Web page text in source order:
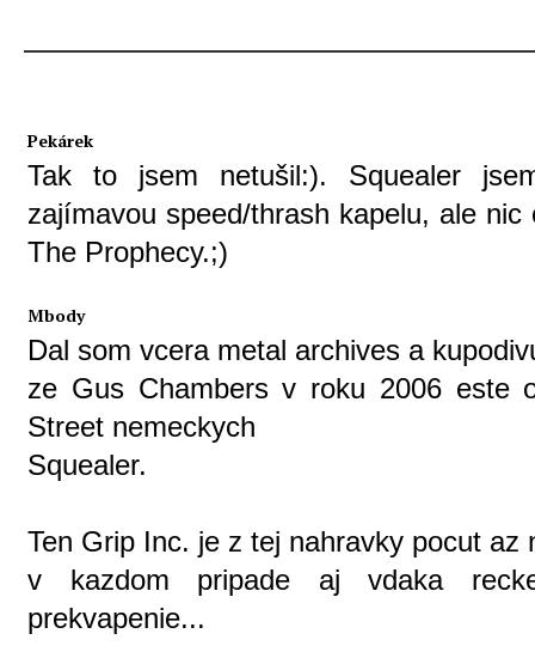
Pekárek
Tak to jsem netušil:). Squealer
zajímavou speed/thrash kapelu, ale
The Prophecy.;)
Mbody
Dal som vcera metal archives a
ze Gus Chambers v roku 2006 este
Street nemeckych
Squealer.
Ten Grip Inc. je z tej nahravky pocut az
v kazdom pripade aj vdaka
prekvapenie...